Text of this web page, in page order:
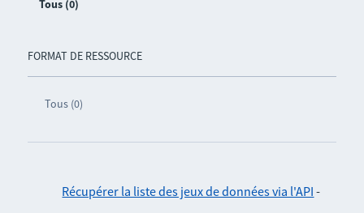
Tous (0)
FORMAT DE RESSOURCE
Tous (0)
Récupérer la liste des jeux de données via l'API -